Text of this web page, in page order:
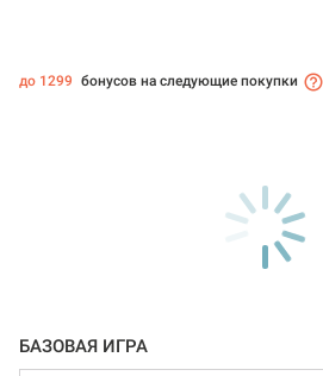
до 1299 бонусов на следующие покупки
БАЗОВАЯ ИГРА